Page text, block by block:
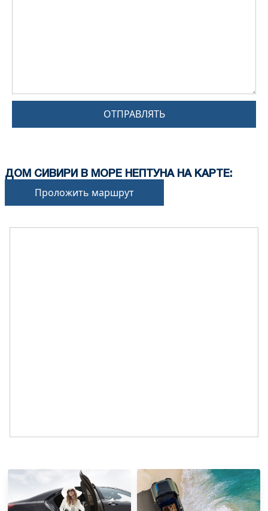
ОТПРАВЛЯТЬ
ДОМ СИВИРИ В МОРЕ НЕПТУНА НА КАРТЕ:
Проложить маршрут